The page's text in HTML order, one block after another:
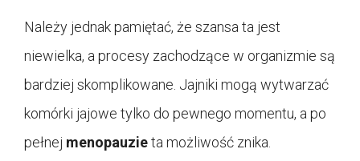
Należy jednak pamiętać, że szansa ta jest
niewielka, a procesy zachodzące w organizmie są
bardziej skomplikowane. Jajniki mogą wytwarzać
komórki jajowe tylko do pewnego momentu, a po
pełnej menopauzieta możliwość znika.